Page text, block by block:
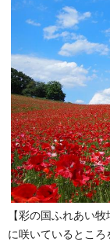
【彩の国ふれあい牧
に咲いているところ